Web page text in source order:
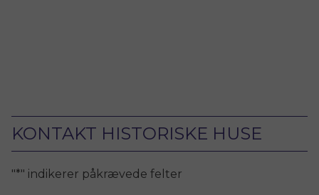
KONTAKT HISTORISKE HUSE
"*" indikerer påkrævede felter